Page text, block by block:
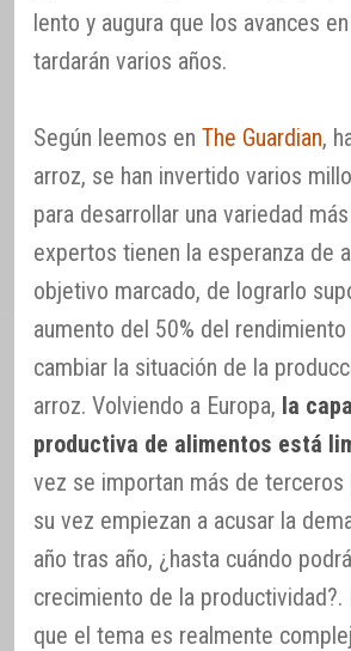
lento y augura que los avances
tardarán varios años.
Según leemos en The Guardian,
arroz, se han invertido varios
para desarrollar una variedad
expertos tienen la esperanza de
objetivo marcado, de lograrlo
aumento del 50% del
cambiar la situación de la
arroz. Volviendo a Europa, la
productiva de alimentos está
vez se importan más de terceros
su vez empiezan a acusar la
año tras año, ¿hasta cuándo
crecimiento de la productividad?.
que el tema es realmente